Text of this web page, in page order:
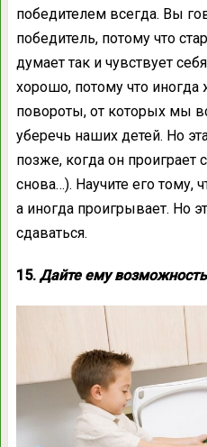
победителем всегда. Вы
победитель, потому что
думает так и чувствует
хорошо, потому что
повороты, от которых мы
уберечь наших детей. Но
позже, когда он проиграет
снова…). Научите его тому,
а иногда проигрывает. Но
сдаваться.
15. Дайте ему